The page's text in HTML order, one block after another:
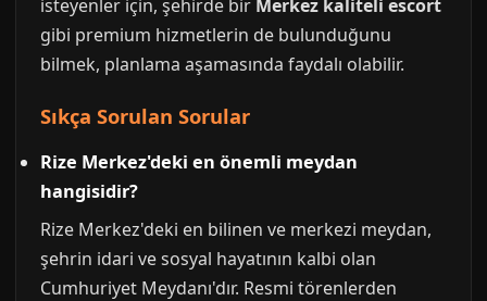
isteyenler için, şehirde bir Merkez kaliteli escort
gibi premium hizmetlerin de bulunduğunu
bilmek, planlama aşamasında faydalı olabilir.
Sıkça Sorulan Sorular
Rize Merkez'deki en önemli meydan
hangisidir?
Rize Merkez'deki en bilinen ve merkezi meydan,
şehrin idari ve sosyal hayatının kalbi olan
Cumhuriyet Meydanı'dır. Resmi törenlerden